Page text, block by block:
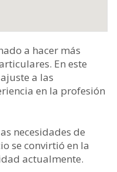
a hacer más
En este
a las
en la profesión
necesidades de
se convirtió en la
actualmente.